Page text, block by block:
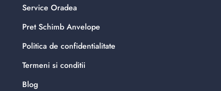
Service Oradea
Pret Schimb Anvelope
Politica de confidentialitate
Termeni si conditii
Blog